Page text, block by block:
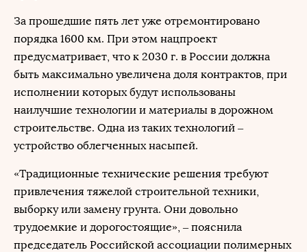
За прошедшие пять лет уже отремонтировано
порядка 1600 км. При этом нацпроект
предусматривает, что к 2030 г. в России должна
быть максимально увеличена доля контрактов, при
исполнении которых будут использованы
наилучшие технологии и материалы в дорожном
строительстве. Одна из таких технологий –
устройство облегченных насыпей.
«Традиционные технические решения требуют
привлечения тяжелой строительной техники,
выборку или замену грунта. Они довольно
трудоемкие и дорогостоящие», – пояснила
председатель Российской ассоциации полимерных